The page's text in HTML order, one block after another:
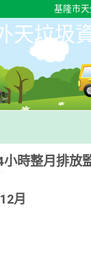
基隆市
天垃圾
小時整月排放
月